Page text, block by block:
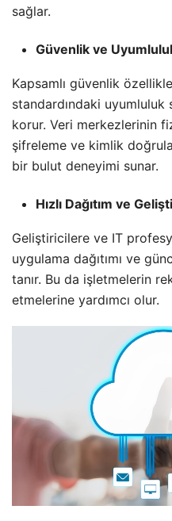
sağlar.
Güvenlik ve
Kapsamlı güvenlik
standardındaki
korur. Veri merkezlerinin
şifreleme ve kimlik
bir bulut deneyimi sunar.
Hızlı Dağıtım ve
Geliştiricilere ve IT
uygulama dağıtımı ve
tanır. Bu da işletmelerin
etmelerine yardımcı olur.